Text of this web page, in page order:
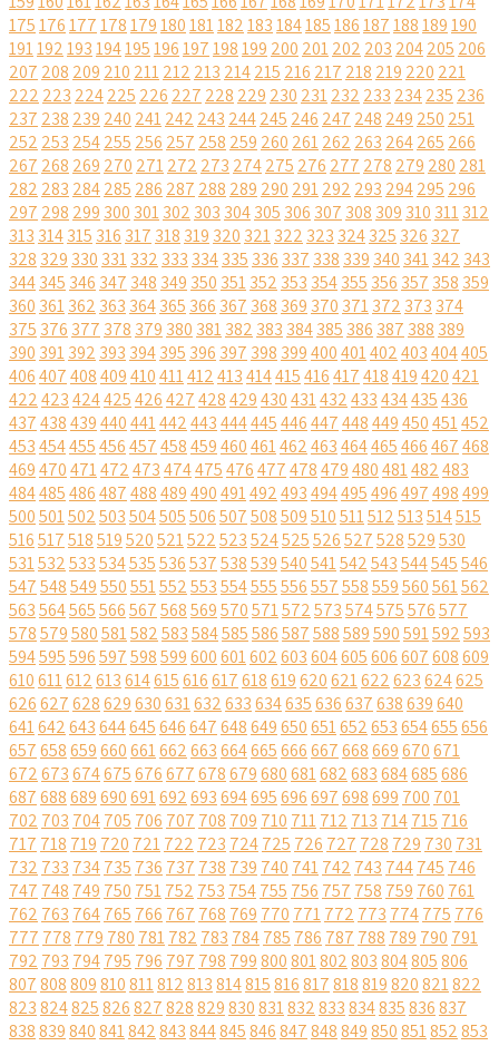
175176177178179180181182183184185186187188189190
191192193194195196197198199 200 201202 203 204205 206
207 208 209 210 211212 213 214215 216 217 218 219 220 221
222 223 224225 226 227 228 229 230 231232 233 234235 236
237 238 239 240 241242 243 244245 246 247 248 249 250 251
252 253 254255 256 257 258 259 260 261262 263 264265 266
267 268 269 270 271272 273 274275 276 277 278 279 280 281
282 283 284285 286 287 288 289 290 291292 293 294295 296
297 298 299 300 301302 303 304305 306 307 308 309 310 311312
313 314315 316 317 318 319 320 321322 323 324325 326 327
328 329 330 331332 333 334335 336 337 338 339 340 341342 343
344345 346 347 348 349 350 351352 353 354355 356 357 358 359
360 361362 363 364365 366 367 368 369 370 371372 373 374
375 376 377 378 379 380 381382 383 384385 386 387 388 389
390 391392 393 394395 396 397 398 399400401402403404405
406407408409410411412413414415416417418419420421
422423424425426427428429430431432433434435436
437438439440441442443444445446447448449450451452
453454455456457458459460461462463464465466467468
469470471472473474475476477478479480481482483
484485486487488489490491492493494495496497498499
500501502503504505506507508509510511512513514515
516517518519520521522523524525526527528529530
531532533534535536537538539540541542543544545546
547548549550551552553554555556557558559560561562
563564565566567568569570571572573574575576577
578579580581582583584585586587588589590591592593
594595596597598599600601602603604605606607608609
610611612613614615616617618619620621622623624625
626627628629630631632633634635636637638639640
641642643644645646647648649650651652653654655656
657658659660661662663664665666667668669670671
672673674675676677678679680681682683684685686
687688689690691692693694695696697698699 700 701
702 703 704705 706 707 708 709 710 711712 713 714715 716
717 718 719 720 721722 723 724725 726 727 728 729 730 731
732 733 734735 736 737 738 739 740 741742 743 744745 746
747 748 749 750 751752 753 754755 756 757 758 759 760 761
762 763 764765 766 767 768 769 770 771772 773 774775 776
777 778 779 780 781782 783 784785 786 787 788 789 790 791
792 793 794795 796 797 798 799800801802803804805806
807808809810811812813814815816817818819820821822
823824825826827828829830831832833834835836837
838839840841842843844845846847848849850851852853